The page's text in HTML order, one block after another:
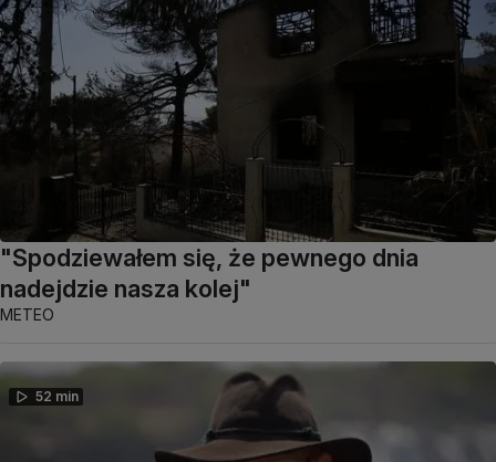
"Spodziewałem się, że pewnego dnia
nadejdzie nasza kolej"
METEO
52 min